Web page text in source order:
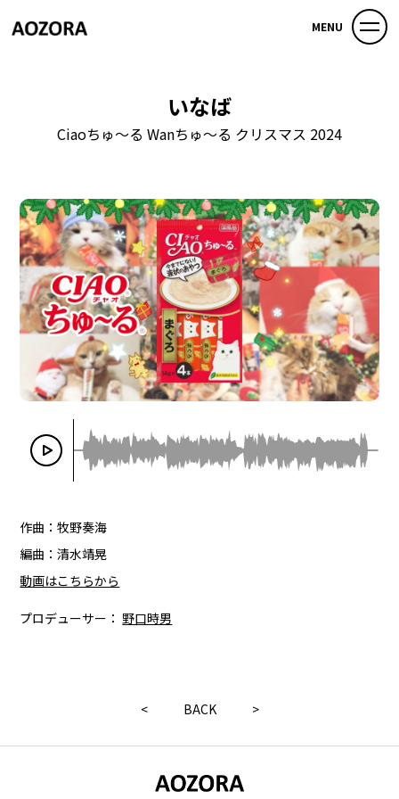
MENU
いなば
Ciaoちゅ～る Wanちゅ～る クリスマス 2024
作曲：牧野奏海
編曲：清水靖晃
動画はこちらから
プロデューサー： 野口時男
< BACK >